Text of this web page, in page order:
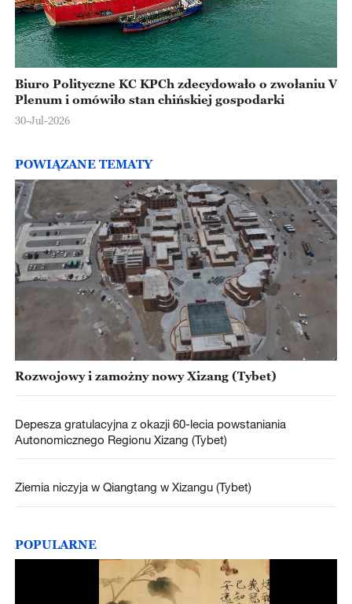
Biuro Polityczne KC KPCh zdecydowało o zwołaniu V
Plenum i omówiło stan chińskiej gospodarki
30-Jul-2026
POWIĄZANE TEMATY
Rozwojowy i zamożny nowy Xizang (Tybet)
Depesza gratulacyjna z okazji 60-lecia powstaniania
Autonomicznego Regionu Xizang (Tybet)
Ziemia niczyja w Qiangtang w Xizangu (Tybet)
POPULARNE